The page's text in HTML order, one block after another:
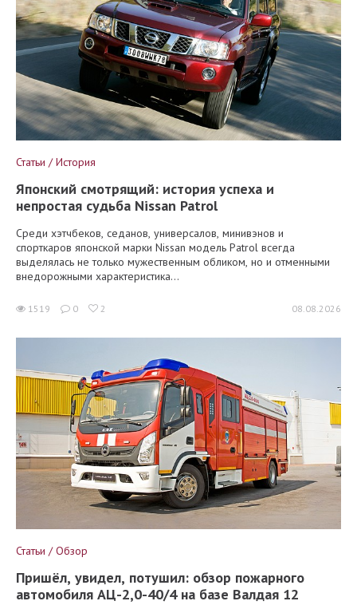
Статьи / История
Японский смотрящий: история успеха и
непростая судьба Nissan Patrol
Среди хэтчбеков, седанов, универсалов, минивэнов и
спорткаров японской марки Nissan модель Patrol всегда
выделялась не только мужественным обликом, но и отменными
внедорожными характеристика...
1519 0 2 08.08.2026
Статьи / Обзор
Пришёл, увидел, потушил: обзор пожарного
автомобиля АЦ-2,0-40/4 на базе Валдая 12